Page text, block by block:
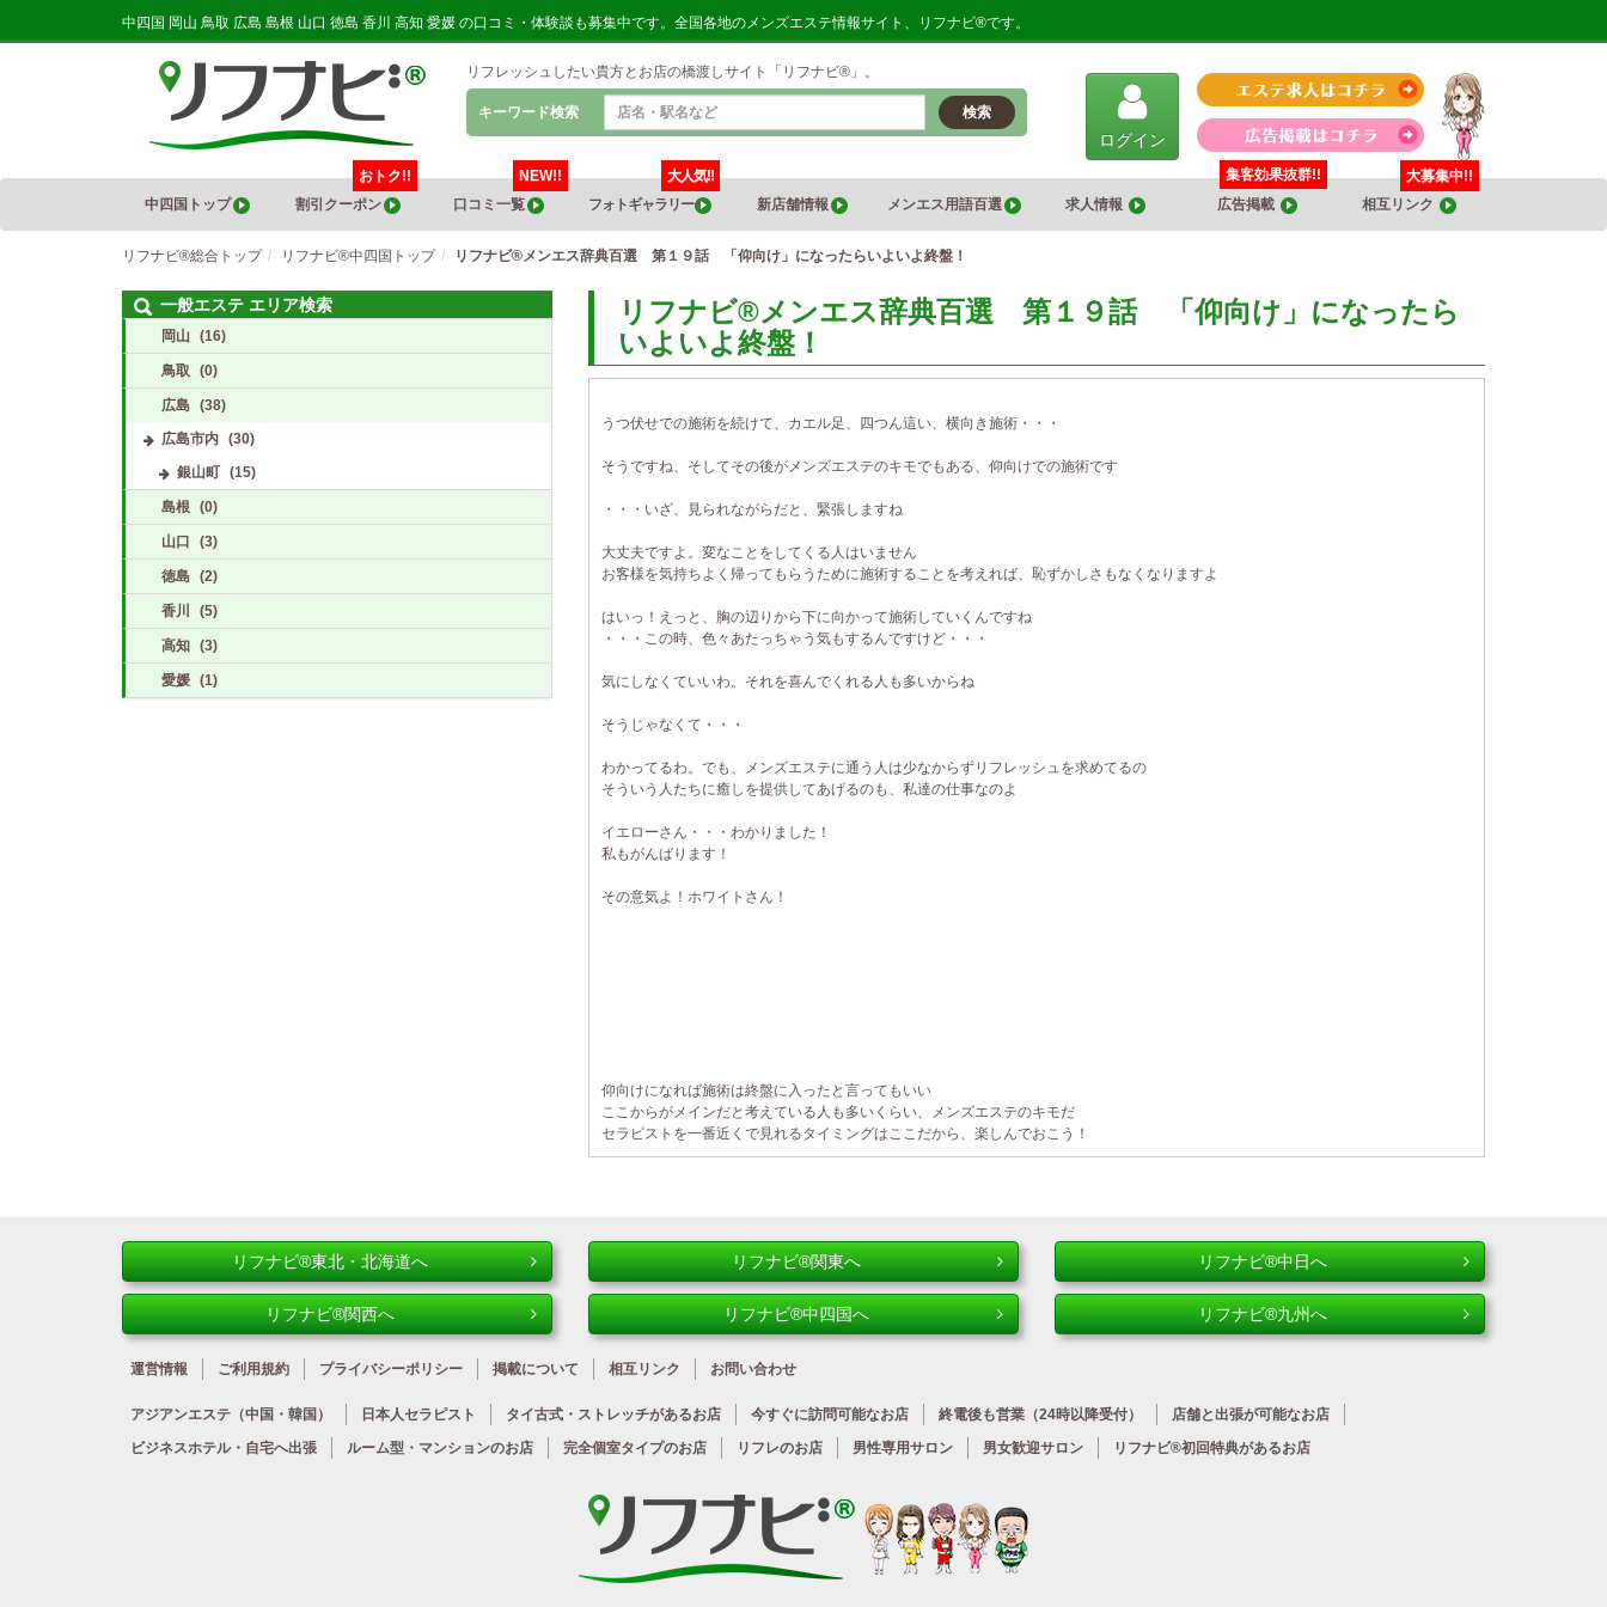
中四国 岡山 鳥取 広島 島根 山口 徳島 香川 高知 愛媛 の口コミ・体験談も募集中です。全国各地のメンズエステ情報サイト、リフナビ®です。
リフレッシュしたい貴方とお店の橋渡しサイト「リフナビ®」。
キーワード検索 検索
ログイン
中四国トップ 割引クーポン
おトク!!
口コミ一覧
NEW!!
フォトギャラリー
大人気!!
新店舗情報
メンエス用語百選 求人情報 広告掲載
集客効果抜群!!
相互リンク
大募集中!!
リフナビ®総合トップ リフナビ®中四国トップ リフナビ®メンエス辞典百選 第１９話 「仰向け」になったらいよいよ終盤！
リフナビ®メンエス辞典百選 第１９話 「仰向け」になったら
いよいよ終盤！
うつ伏せでの施術を続けて、カエル足、四つん這い、横向き施術・・・
そうですね、そしてその後がメンズエステのキモでもある、仰向けでの施術です
・・・いざ、見られながらだと、緊張しますね
大丈夫ですよ。変なことをしてくる人はいません
お客様を気持ちよく帰ってもらうために施術することを考えれば、恥ずかしさもなくなりますよ
はいっ！えっと、胸の辺りから下に向かって施術していくんですね
・・・この時、色々あたっちゃう気もするんですけど・・・
気にしなくていいわ。それを喜んでくれる人も多いからね
そうじゃなくて・・・
わかってるわ。でも、メンズエステに通う人は少なからずリフレッシュを求めてるの
そういう人たちに癒しを提供してあげるのも、私達の仕事なのよ
イエローさん・・・わかりました！
私もがんばります！
その意気よ！ホワイトさん！
仰向けになれば施術は終盤に入ったと言ってもいい
ここからがメインだと考えている人も多いくらい、メンズエステのキモだ
セラピストを一番近くで見れるタイミングはここだから、楽しんでおこう！
一般エステ エリア検索
岡山 (16)
鳥取 (0)
広島 (38)
広島市内 (30)
銀山町
(15)
島根 (0)
山口 (3)
徳島 (2)
香川 (5)
高知 (3)
愛媛 (1)
リフナビ®東北・北海道へ リフナビ®関東へ リフナビ®中日へ
リフナビ®関西へ リフナビ®中四国へ リフナビ®九州へ
運営情報 ご利用規約 プライバシーポリシー 掲載について 相互リンク お問い合わせ
アジアンエステ （中国・韓国） 日本人セラピスト タイ古式・ストレッチがあるお店 今すぐに訪問可能なお店 終電後も営業 （24時以降受付） 店舗と出張が可能なお店
ビジネスホテル・ 自宅へ出張 ルーム型・ マンションのお店 完全個室タイプのお店 リフレのお店 男性専用サロン 男女歓迎サロン リフナビ®初回特典があるお店